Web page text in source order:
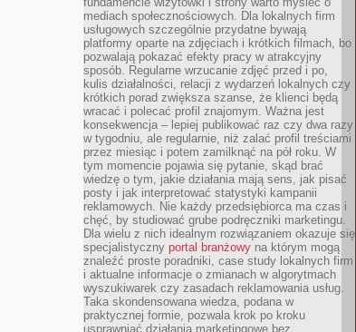
mediach społecznościowych. Dla lokalnych firm
usługowych szczególnie przydatne bywają
platformy oparte na zdjęciach i krótkich filmach, bo
pozwalają pokazać efekty pracy w atrakcyjny
sposób. Regularne wrzucanie zdjęć przed i po,
kulis działalności, relacji z wydarzeń lokalnych czy
krótkich porad zwiększa szanse, że klienci będą
wracać i polecać profil znajomym. Ważna jest
konsekwencja – lepiej publikować raz czy dwa razy
w tygodniu, ale regularnie, niż zalać profil treściami
przez miesiąc i potem zamilknąć na pół roku. W
tym momencie pojawia się pytanie, skąd brać
wiedzę o tym, jakie działania mają sens, jak pisać
posty i jak interpretować statystyki kampanii
reklamowych. Nie każdy przedsiębiorca ma czas i
chęć, by studiować grube podręczniki marketingu.
Dla wielu z nich idealnym rozwiązaniem okazuje się
specjalistyczny portal branżowy na którym mogą
znaleźć proste poradniki, case study lokalnych firm
i aktualne informacje o zmianach w algorytmach
wyszukiwarek czy zasadach reklamowania usług.
Taka skondensowana wiedza, podana w
praktycznej formie, pozwala krok po kroku
usprawniać działania marketingowe bez